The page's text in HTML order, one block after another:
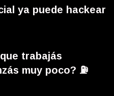
ya puede hackear
trabajás
muy poco? ⛽